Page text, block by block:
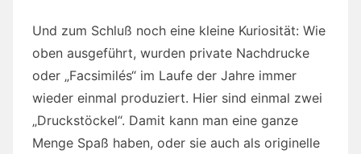
Und zum Schluß noch eine kleine Kuriosität: Wie
oben ausgeführt, wurden private Nachdrucke
oder „Facsimilés“ im Laufe der Jahre immer
wieder einmal produziert. Hier sind einmal zwei
„Druckstöckel“. Damit kann man eine ganze
Menge Spaß haben, oder sie auch als originelle